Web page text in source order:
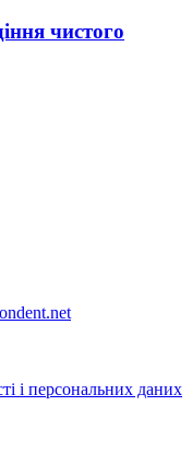
чистого
і персональних даних